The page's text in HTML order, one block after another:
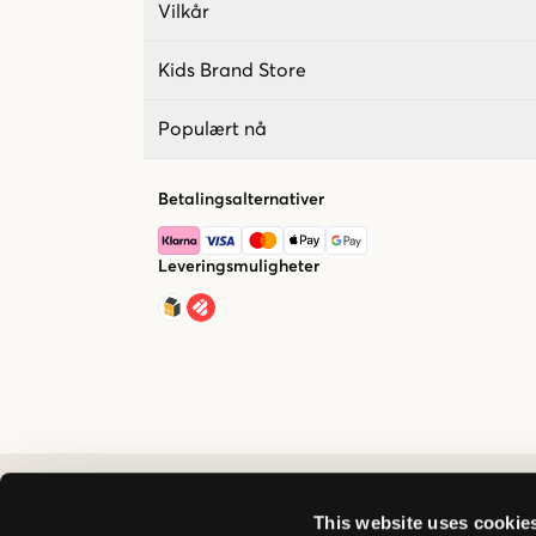
This website uses
Vilkår
Kids Brand Store
Populært nå
Betalingsalternativer
Leveringsmuligheter